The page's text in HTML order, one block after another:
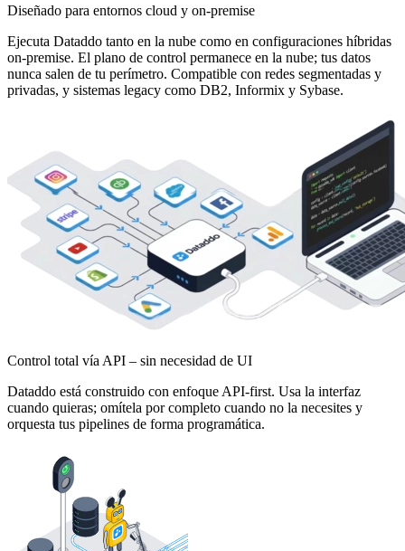
Diseñado para entornos cloud y on-premise
Ejecuta Dataddo tanto en la nube como en configuraciones híbridas
on-premise. El plano de control permanece en la nube; tus datos
nunca salen de tu perímetro. Compatible con redes segmentadas y
privadas, y sistemas legacy como DB2, Informix y Sybase.
Control total vía API – sin necesidad de UI
Dataddo está construido con enfoque API-first. Usa la interfaz
cuando quieras; omítela por completo cuando no la necesites y
orquesta tus pipelines de forma programática.